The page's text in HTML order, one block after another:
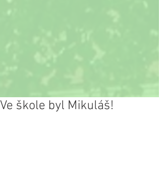
Ve škole byl Mikuláš!